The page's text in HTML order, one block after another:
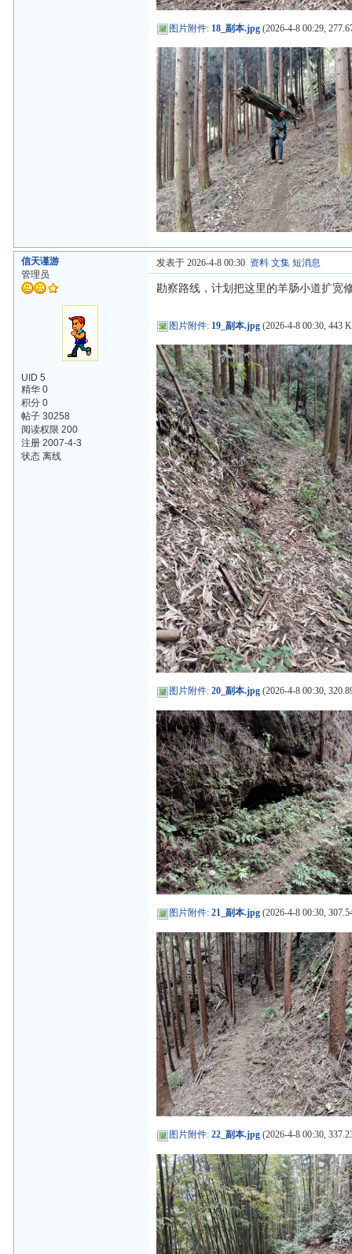
图片附件: 18_副本.jpg (2026-4-8 00:29,
信天谨游
管理员
UID 5
精华 0
积分 0
帖子 30258
阅读权限 200
注册 2007-4-3
状态 离线
发表于 2026-4-8 00:30 资料 文集 短消息
勘察路线，计划把这里的羊肠小道扩宽
图片附件: 19_副本.jpg (2026-4-8 00:30, 443
图片附件:20_副本.jpg (2026-4-8 00:30,
图片附件:21_副本.jpg (2026-4-8 00:30,
图片附件:22_副本.jpg (2026-4-8 00:30,